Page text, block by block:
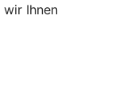
wir Ihnen